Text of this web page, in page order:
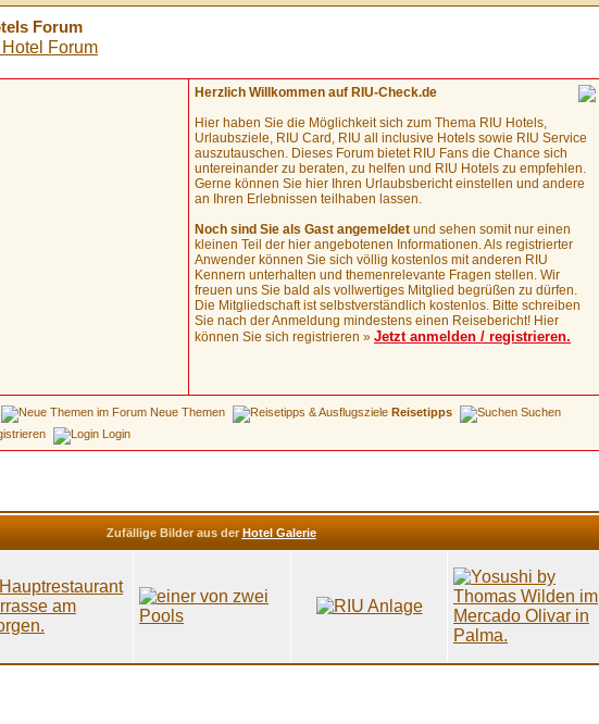
Forum
Herzlich Willkommen auf RIU-Check.de
Hier haben Sie die Möglichkeit sich zum Thema RIU Hotels,
Urlaubsziele, RIU Card, RIU all inclusive Hotels sowie RIU Service
auszutauschen. Dieses Forum bietet RIU Fans die Chance sich
untereinander zu beraten, zu helfen und RIU Hotels zu empfehlen.
Gerne können Sie hier Ihren Urlaubsbericht einstellen und andere
an Ihren Erlebnissen teilhaben lassen.
Noch sind Sie als Gast angemeldet und sehen somit nur einen
kleinen Teil der hier angebotenen Informationen. Als registrierter
Anwender können Sie sich völlig kostenlos mit anderen RIU
Kennern unterhalten und themenrelevante Fragen stellen. Wir
freuen uns Sie bald als vollwertiges Mitglied begrüßen zu dürfen.
Die Mitgliedschaft ist selbstverständlich kostenlos. Bitte schreiben
Sie nach der Anmeldung mindestens einen Reisebericht! Hier
können Sie sich registrieren » Jetzt anmelden / registrieren.
Neue Themen Reisetipps
Suchen
Login
Zufällige Bilder aus der Hotel Galerie